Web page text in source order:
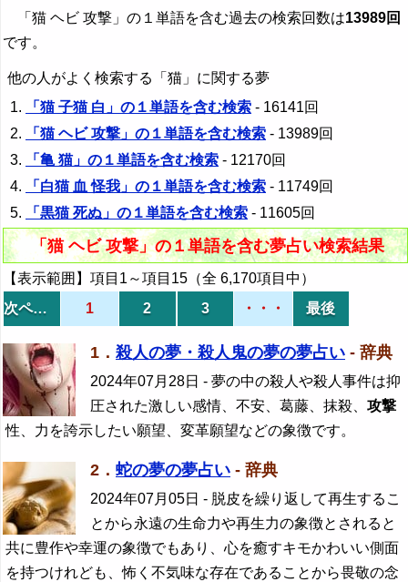
「猫 ヘビ 攻撃」の１単語を含む過去の検索回数は13989回
です。
他の人がよく検索する「猫」に関する夢
「猫 子猫 白」の１単語を含む検索 - 16141回
「猫 ヘビ 攻撃」の１単語を含む検索 - 13989回
「亀 猫」の１単語を含む検索 - 12170回
「白猫 血 怪我」の１単語を含む検索 - 11749回
「黒猫 死ぬ」の１単語を含む検索 - 11605回
「猫 ヘビ 攻撃」の１単語を含む夢占い検索結果
【表示範囲】項目1～項目15（全 6,170項目中）
次ページ
1 2 3 ・・・ 最後
1． 殺人の夢・殺人鬼の夢の夢占い - 辞典
2024年07月28日 - 夢の中の殺人や殺人事件は抑
圧された激しい感情、不安、葛藤、抹殺、 攻撃
性、力を誇示したい願望、変革願望などの象徴です。
2． 蛇の夢の夢占い - 辞典
2024年07月05日 - 脱皮を繰り返して再生するこ
とから永遠の生命力や再生力の象徴とされると
共に豊作や幸運の象徴でもあり、心を癒すキモかわいい側面
を持つけれども、怖く不気味な存在であることから畏敬の念